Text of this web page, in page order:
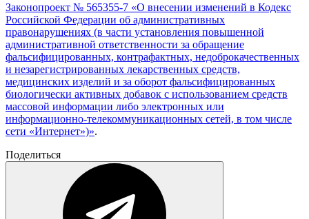
Законопроект № 565355-7 «О внесении изменений в Кодекс
Российской Федерации об административных
правонарушениях (в части установления повышенной
административной ответственности за обращение
фальсифицированных, контрафактных, недоброкачественных
и незарегистрированных лекарственных средств,
медицинских изделий и за оборот фальсифицированных
биологически активных добавок с использованием средств
массовой информации либо электронных или
информационно-телекоммуникационных сетей, в том числе
сети «Интернет»)».
Поделиться